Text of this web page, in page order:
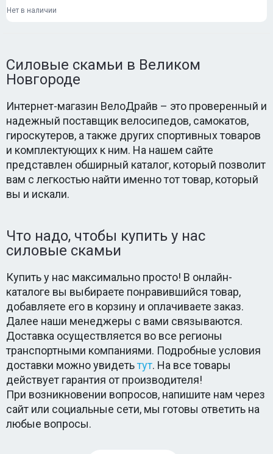
Нет в наличии
Силовые скамьи в Великом
Новгороде
Интернет-магазин ВелоДрайв – это проверенный и
надежный поставщик велосипедов, самокатов,
гироскутеров, а также других спортивных товаров
и комплектующих к ним. На нашем сайте
представлен обширный каталог, который позволит
вам с легкостью найти именно тот товар, который
вы и искали.
Что надо, чтобы купить у нас
силовые скамьи
Купить у нас максимально просто! В онлайн-
каталоге вы выбираете понравившийся товар,
добавляете его в корзину и оплачиваете заказ.
Далее наши менеджеры с вами связываются.
Доставка осуществляется во все регионы
транспортными компаниями. Подробные условия
доставки можно увидетьтут. На все товары
действует гарантия от производителя!
При возникновении вопросов, напишите нам через
сайт или социальные сети, мы готовы ответить на
любые вопросы.